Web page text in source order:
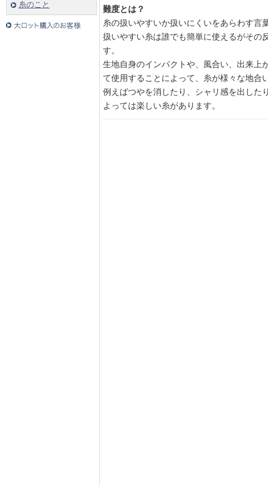
糸のこと
難度とは？
糸の扱いやすいか扱いにくいをあらわす言
扱いやすい糸は誰でも簡単に使えるがその
す。
生地自身のインパクトや、風合い、出来上
て使用することによって、糸が様々な地合
例えばつやを消したり、シャリ感を出した
よっては楽しい糸があります。